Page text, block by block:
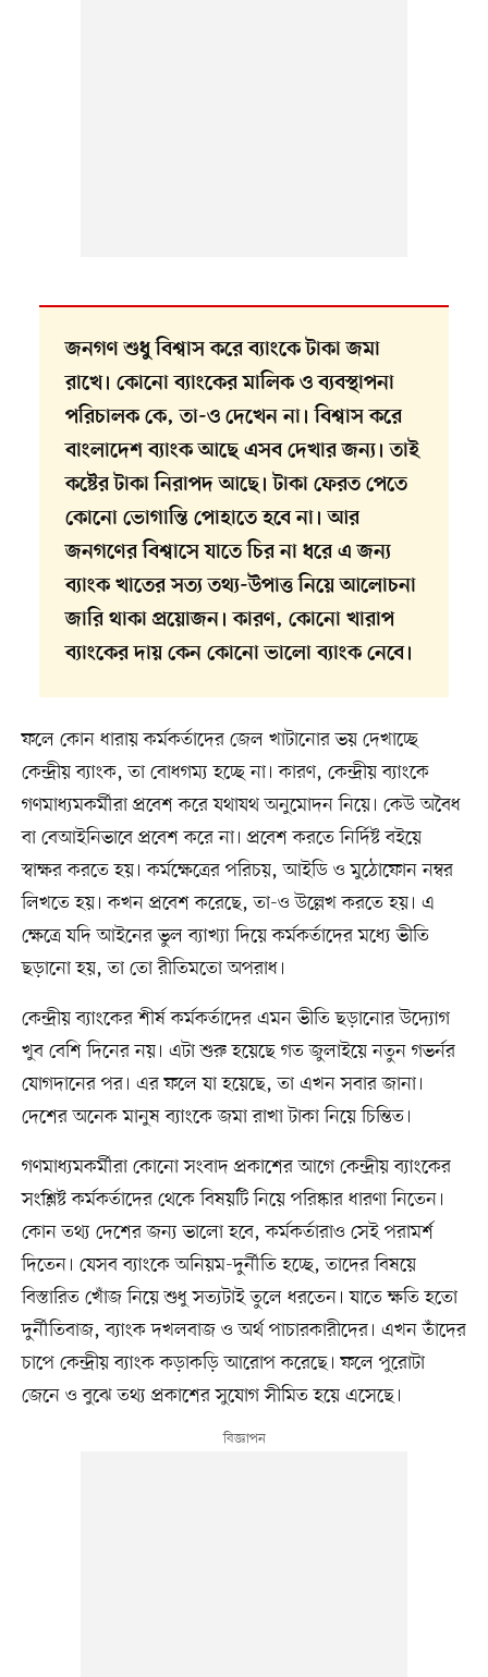
জনগণ শুধু বিশ্বাস করে ব্যাংকে টাকা জমা
রাখে। কোনো ব্যাংকের মালিক ও ব্যবস্থাপনা
পরিচালক কে, তা-ও দেখেন না। বিশ্বাস করে
বাংলাদেশ ব্যাংক আছে এসব দেখার জন্য। তাই
কষ্টের টাকা নিরাপদ আছে। টাকা ফেরত পেতে
কোনো ভোগান্তি পোহাতে হবে না। আর
জনগণের বিশ্বাসে যাতে চির না ধরে এ জন্য
ব্যাংক খাতের সত্য তথ্য-উপাত্ত নিয়ে আলোচনা
জারি থাকা প্রয়োজন। কারণ, কোনো খারাপ
ব্যাংকের দায় কেন কোনো ভালো ব্যাংক নেবে।
ফলে কোন ধারায় কর্মকর্তাদের জেল খাটানোর ভয় দেখাচ্ছে
কেন্দ্রীয় ব্যাংক, তা বোধগম্য হচ্ছে না। কারণ, কেন্দ্রীয় ব্যাংকে
গণমাধ্যমকর্মীরা প্রবেশ করে যথাযথ অনুমোদন নিয়ে। কেউ অবৈধ
বা বেআইনিভাবে প্রবেশ করে না। প্রবেশ করতে নির্দিষ্ট বইয়ে
স্বাক্ষর করতে হয়। কর্মক্ষেত্রের পরিচয়, আইডি ও মুঠোফোন নম্বর
লিখতে হয়। কখন প্রবেশ করেছে, তা-ও উল্লেখ করতে হয়। এ
ক্ষেত্রে যদি আইনের ভুল ব্যাখ্যা দিয়ে কর্মকর্তাদের মধ্যে ভীতি
ছড়ানো হয়, তা তো রীতিমতো অপরাধ।
কেন্দ্রীয় ব্যাংকের শীর্ষ কর্মকর্তাদের এমন ভীতি ছড়ানোর উদ্যোগ
খুব বেশি দিনের নয়। এটা শুরু হয়েছে গত জুলাইয়ে নতুন গভর্নর
যোগদানের পর। এর ফলে যা হয়েছে, তা এখন সবার জানা।
দেশের অনেক মানুষ ব্যাংকে জমা রাখা টাকা নিয়ে চিন্তিত।
গণমাধ্যমকর্মীরা কোনো সংবাদ প্রকাশের আগে কেন্দ্রীয় ব্যাংকের
সংশ্লিষ্ট কর্মকর্তাদের থেকে বিষয়টি নিয়ে পরিষ্কার ধারণা নিতেন।
কোন তথ্য দেশের জন্য ভালো হবে, কর্মকর্তারাও সেই পরামর্শ
দিতেন। যেসব ব্যাংকে অনিয়ম-দুর্নীতি হচ্ছে, তাদের বিষয়ে
বিস্তারিত খোঁজ নিয়ে শুধু সত্যটাই তুলে ধরতেন। যাতে ক্ষতি হতো
দুর্নীতিবাজ, ব্যাংক দখলবাজ ও অর্থ পাচারকারীদের। এখন তাঁদের
চাপে কেন্দ্রীয় ব্যাংক কড়াকড়ি আরোপ করেছে। ফলে পুরোটা
জেনে ও বুঝে তথ্য প্রকাশের সুযোগ সীমিত হয়ে এসেছে।